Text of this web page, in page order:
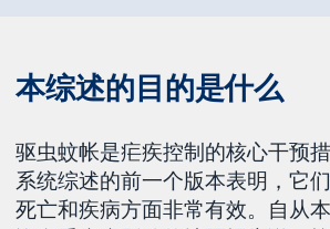
本综述的目的是什么
驱虫蚊帐是疟疾控制的核心干预
系统综述的前一个版本表明，它
死亡和疾病方面非常有效。自从